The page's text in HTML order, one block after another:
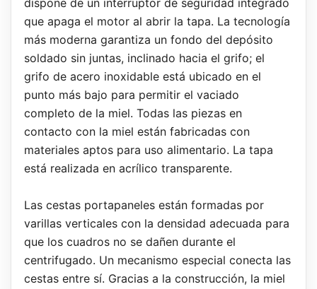
dispone de un interruptor de seguridad integrado
que apaga el motor al abrir la tapa. La tecnología
más moderna garantiza un fondo del depósito
soldado sin juntas, inclinado hacia el grifo; el
grifo de acero inoxidable está ubicado en el
punto más bajo para permitir el vaciado
completo de la miel. Todas las piezas en
contacto con la miel están fabricadas con
materiales aptos para uso alimentario. La tapa
está realizada en acrílico transparente.
Las cestas portapaneles están formadas por
varillas verticales con la densidad adecuada para
que los cuadros no se dañen durante el
centrifugado. Un mecanismo especial conecta las
cestas entre sí. Gracias a la construcción, la miel